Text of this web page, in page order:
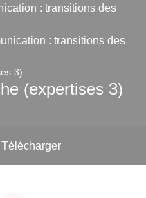
: transitions des
: transitions des
3)
(expertises 3)
Télécharger